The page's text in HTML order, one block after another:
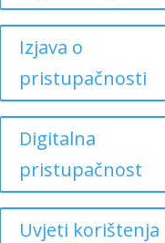
Izjava o
pristupačnosti
Digitalna
pristupačnost
Uvjeti korištenja